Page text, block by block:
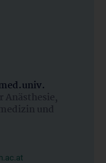
und